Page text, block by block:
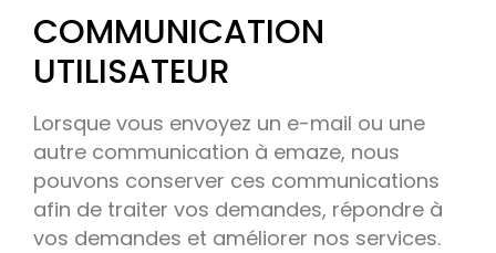
COMMUNICATION
UTILISATEUR
Lorsque vous envoyez un e-mail ou une
autre communication à emaze, nous
pouvons conserver ces communications
afin de traiter vos demandes, répondre à
vos demandes et améliorer nos services.